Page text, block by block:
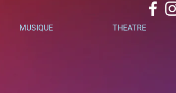
MUSIQUE THEATRE